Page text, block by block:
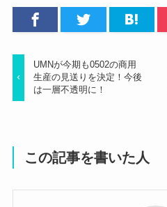
UMNが今期も0502の商用
生産の見送りを決定！今後
は一層不透明に！
この記事を書いた人